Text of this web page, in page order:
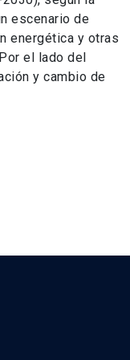
escenario de
energética y otras
el lado del
y cambio de